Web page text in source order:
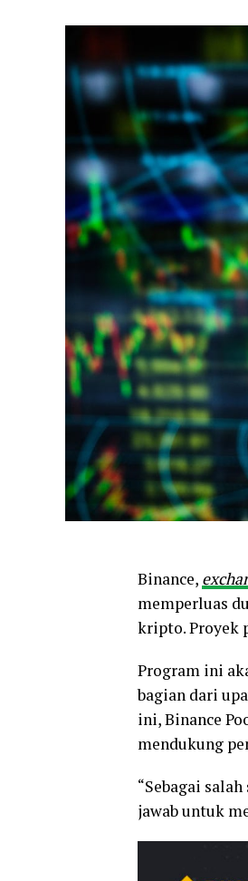
Binance,
memperluas
kripto. Proyek
Program ini
bagian dari
ini, Binance
mendukung
“Sebagai salah
jawab untuk